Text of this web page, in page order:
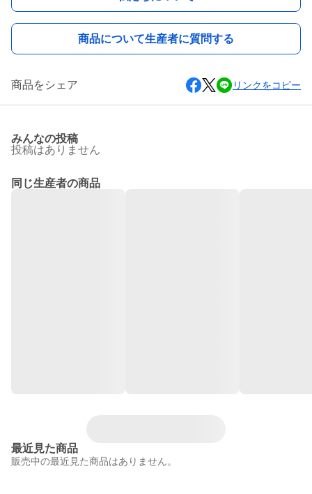
商品について生産者に質問する
商品をシェア リンクをコピー
みんなの投稿
投稿はありません
同じ生産者の商品
最近見た商品
販売中の最近見た商品はありません。